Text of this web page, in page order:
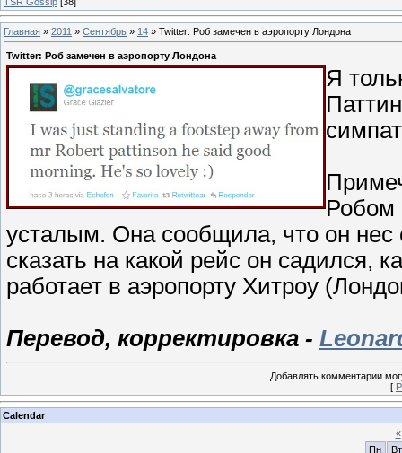
Главная » 2011 » Сентябрь » 14 » Twitter: Роб замечен в аэропорту Лондона
Twitter: Роб замечен в аэропорту Лондона
Я
Робом
усталым. Она сообщила, что он нес
сказать на какой рейс он садился,
работает в аэропорту Хитроу
Перевод, корректировка -
Добавлять комментарии
[
Calendar
«
Пн
Вт